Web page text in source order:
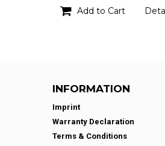
Add to Cart
INFORMATION
Imprint
Warranty Declaration
Terms & Conditions